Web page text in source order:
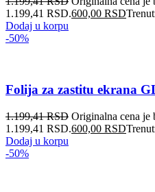
1.199,41 RSD.600,00 RSD
Dodaj u korpu
-50%
Folija za zastitu ekrana
1.199,41RSD Originalna cena je
1.199,41 RSD.600,00 RSD
Dodaj u korpu
-50%